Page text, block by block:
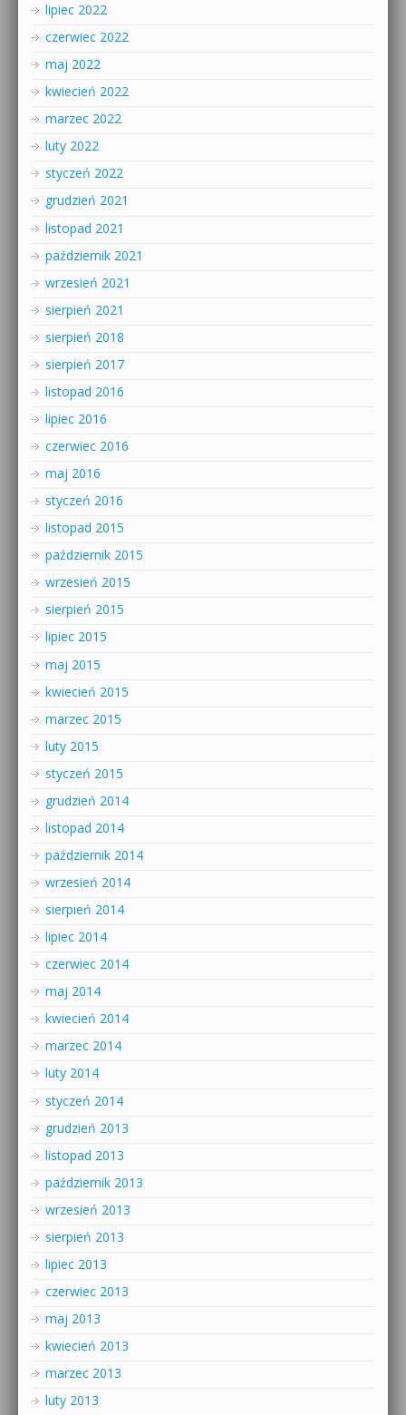
lipiec 2022
czerwiec 2022
maj 2022
kwiecień 2022
marzec 2022
luty 2022
styczeń 2022
grudzień 2021
listopad 2021
październik 2021
wrzesień 2021
sierpień 2021
sierpień 2018
sierpień 2017
listopad 2016
lipiec 2016
czerwiec 2016
maj 2016
styczeń 2016
listopad 2015
październik 2015
wrzesień 2015
sierpień 2015
lipiec 2015
maj 2015
kwiecień 2015
marzec 2015
luty 2015
styczeń 2015
grudzień 2014
listopad 2014
październik 2014
wrzesień 2014
sierpień 2014
lipiec 2014
czerwiec 2014
maj 2014
kwiecień 2014
marzec 2014
luty 2014
styczeń 2014
grudzień 2013
listopad 2013
październik 2013
wrzesień 2013
sierpień 2013
lipiec 2013
czerwiec 2013
maj 2013
kwiecień 2013
marzec 2013
luty 2013